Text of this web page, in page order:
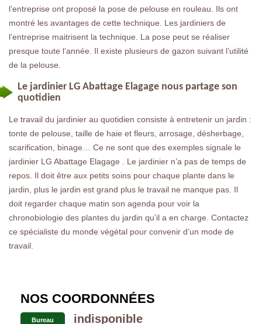
l’entreprise ont proposé la pose de pelouse en rouleau. Ils ont
montré les avantages de cette technique. Les jardiniers de
l’entreprise maitrisent la technique. La pose peut se réaliser
presque toute l’année. Il existe plusieurs de gazon suivant l’utilité
de la pelouse.
Le jardinier LG Abattage Elagage nous partage son
quotidien
Le travail du jardinier au quotidien consiste à entretenir un jardin :
tonte de pelouse, taille de haie et fleurs, arrosage, désherbage,
scarification, binage… Ce ne sont que des exemples signale le
jardinier LG Abattage Elagage . Le jardinier n’a pas de temps de
repos. Il doit être aux petits soins pour chaque plante dans le
jardin, plus le jardin est grand plus le travail ne manque pas. Il
doit regarder chaque matin son agenda pour voir la
chronobiologie des plantes du jardin qu’il a en charge. Contactez
ce spécialiste du monde végétal pour convenir d’un mode de
travail.
NOS COORDONNÉES
Bureau indisponible